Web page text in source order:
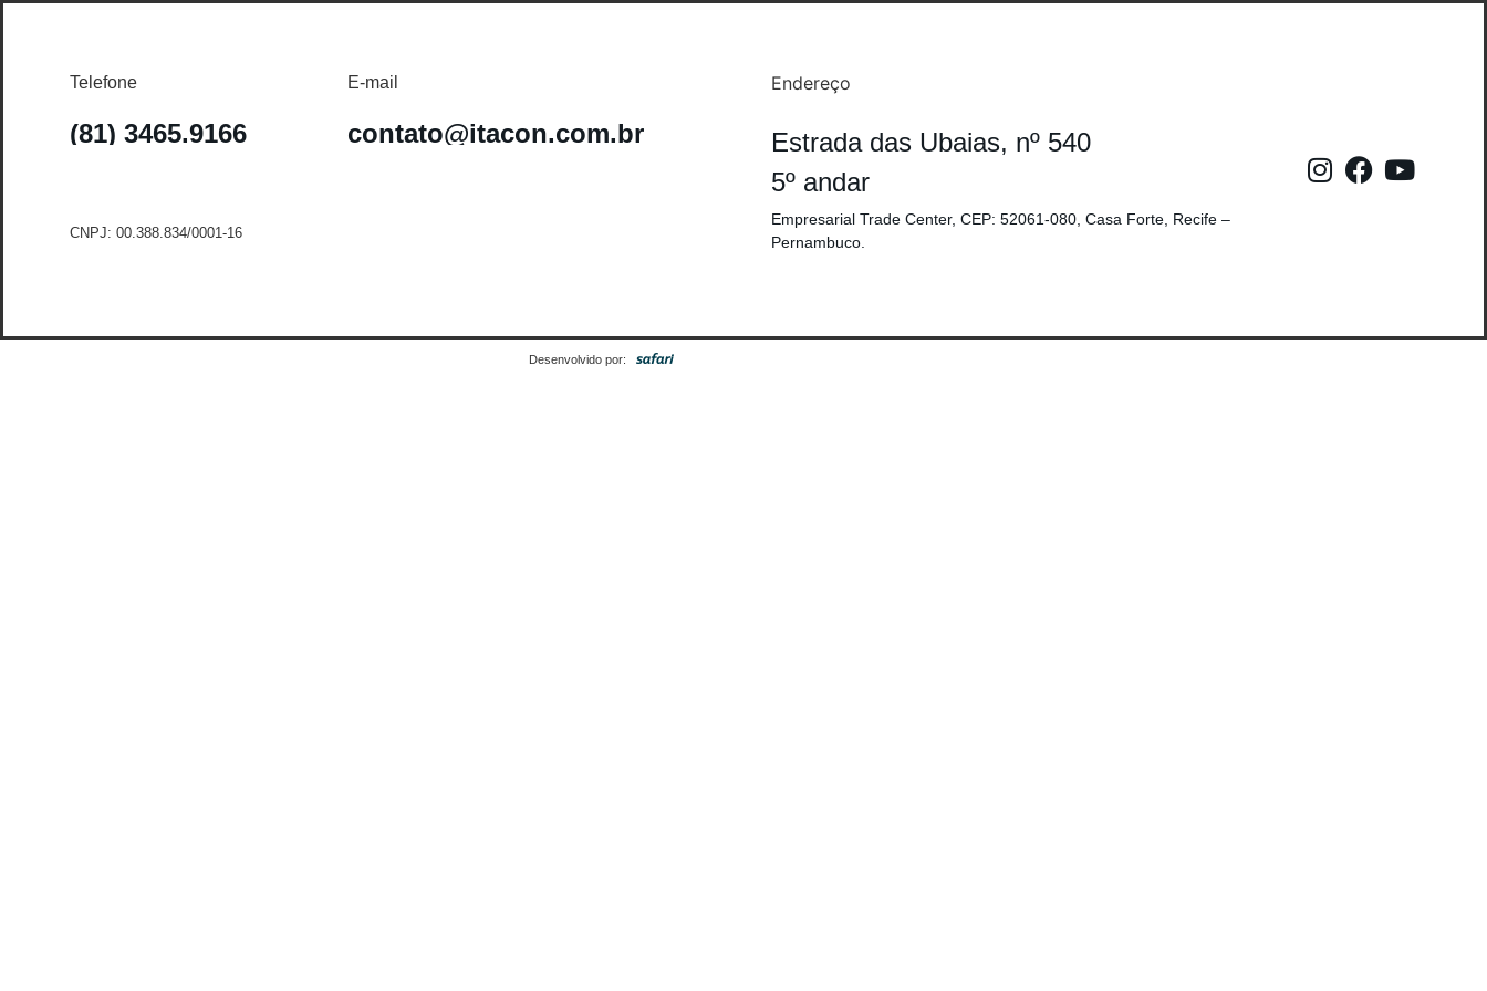
Telefone
(81) 3465.9166
CNPJ: 00.388.834/0001-16
E-mail
contato@itacon.com.br
Endereço
Estrada das Ubaias, nº 540
5º andar
Empresarial Trade Center, CEP: 52061-080, Casa Forte, Recife –
Pernambuco.
Desenvolvido por: